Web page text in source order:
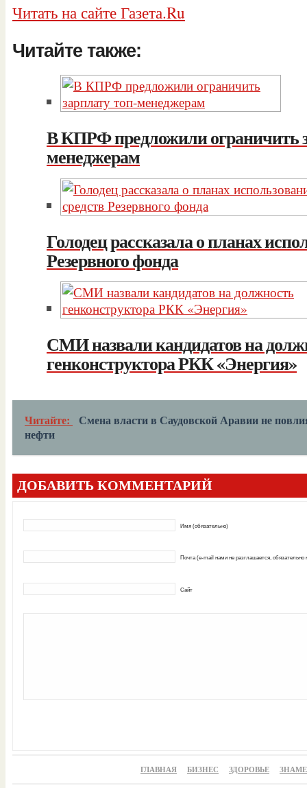
Читать на сайте Газета.Ru
Читайте также:
В КПРФ предложили ограничить
менеджерам
Голодец рассказала о планах
Резервного фонда
СМИ назвали кандидатов на
генконструктора РКК «Энергия»
Читайте:
Смена власти в Саудовской Аравии не
нефти
ДОБАВИТЬ КОММЕНТАРИЙ
Имя (обязательно)
Почта (e-mail нами не разглашается, обязательно
Сайт
ГЛАВНАЯ БИЗНЕС ЗДОРОВЬЕ